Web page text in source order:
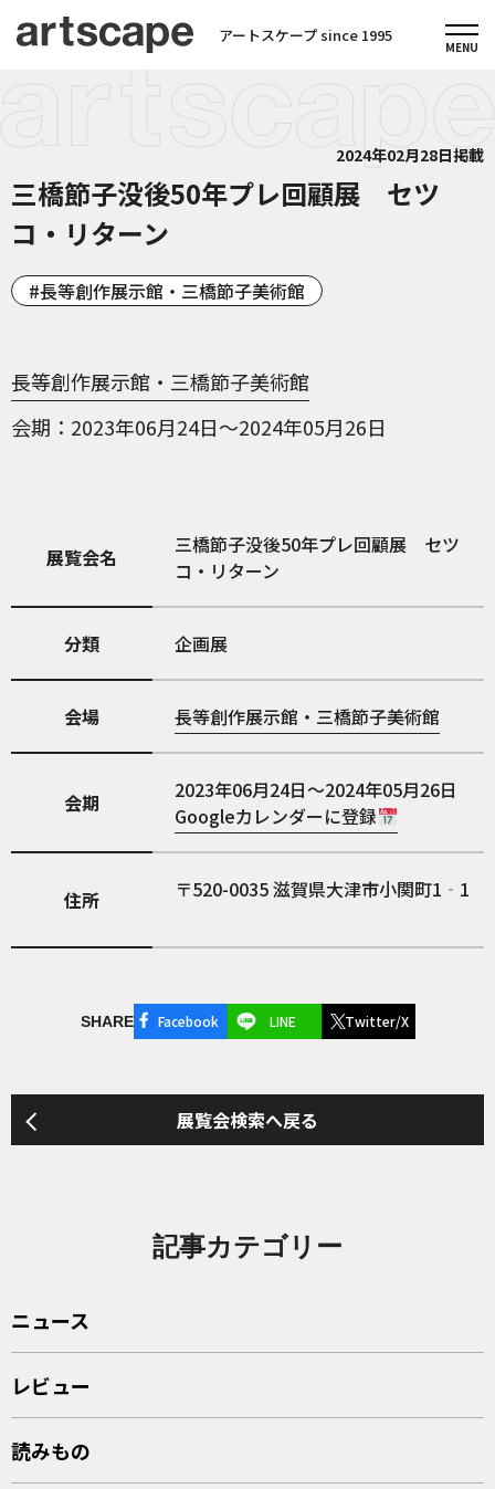
アートスケープ since 1995
2024年02月28日掲載
三橋節子没後50年プレ回顧展 セツ
コ・リターン
長等創作展示館・三橋節子美術館
長等創作展示館・三橋節子美術館
会期
2023年06月24日～2024年05月26日
展覧会名
三橋節子没後50年プレ回顧展 セツ
コ・リターン
分類 企画展
会場 長等創作展示館・三橋節子美術館
会期
2023年06月24日～2024年05月26日
Googleカレンダーに登録
住所 520-0035滋賀県大津市小関町1‐1
SHARE Facebook LINE Twitter/X
展覧会検索へ戻る
記事カテゴリー
ニュース
レビュー
読みもの